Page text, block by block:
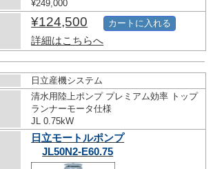
¥249,000
¥124,500
詳細はこちらへ
カートに入れる
日立産機システム
清水用陸上ポンプ プレミアム効率 トップ
ランナーモータ仕様
JL 0.75kW
日立モートルポンプ
JL50N2-E60.75